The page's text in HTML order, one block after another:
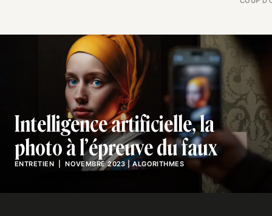
ENTRETIEN| NOVEMBRE 2023|ALGORITHMES
Intelligence artificielle, la
photo à l’épreuve du faux